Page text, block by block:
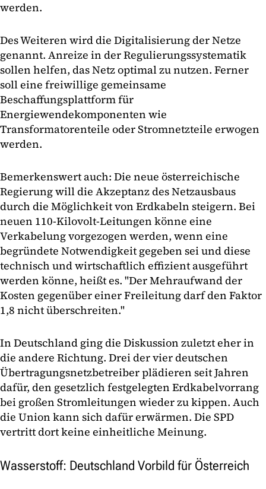
werden.
Des Weiteren wird die Digitalisierung der Netze
genannt. Anreize in der Regulierungssystematik
sollen helfen, das Netz optimal zu nutzen. Ferner
soll eine freiwillige gemeinsame
Beschaffungsplattform für
Energiewendekomponenten wie
Transformatorenteile oder Stromnetzteile erwogen
werden.
Bemerkenswert auch: Die neue österreichische
Regierung will die Akzeptanz des Netzausbaus
durch die Möglichkeit von Erdkabeln steigern. Bei
neuen 110-Kilovolt-Leitungen könne eine
Verkabelung vorgezogen werden, wenn eine
begründete Notwendigkeit gegeben sei und diese
technisch und wirtschaftlich effizient ausgeführt
werden könne, heißt es. "Der Mehraufwand der
Kosten gegenüber einer Freileitung darf den Faktor
1,8 nicht überschreiten."
In Deutschland ging die Diskussion zuletzt eher in
die andere Richtung. Drei der vier deutschen
Übertragungsnetzbetreiber plädieren seit Jahren
dafür, den gesetzlich festgelegten Erdkabelvorrang
bei großen Stromleitungen wieder zu kippen. Auch
die Union kann sich dafür erwärmen. Die SPD
vertritt dort keine einheitliche Meinung.
Wasserstoff: Deutschland Vorbild für Österreich